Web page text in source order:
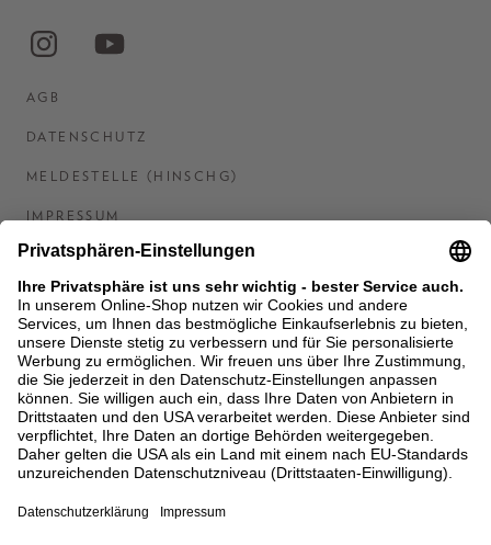
AGB
DATENSCHUTZ
MELDESTELLE (HINSCHG)
IMPRESSUM
BARRIEREFREIHEITSERKLÄRUNG
KONTAKT
COOKIES
MEN'S WORLD: BRAUN HAMBURG
Ein Unternehmen der Unger GmbH & Co. KG
EINKAUF VON 400 € NACH RETOURE, NICHT